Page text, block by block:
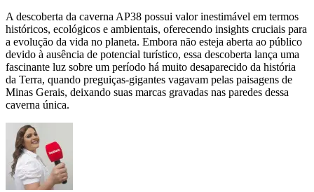
A descoberta da caverna AP38 possui valor inestimável em termos
históricos, ecológicos e ambientais, oferecendo insights cruciais para
a evolução da vida no planeta. Embora não esteja aberta ao público
devido à ausência de potencial turístico, essa descoberta lança uma
fascinante luz sobre um período há muito desaparecido da história
da Terra, quando preguiças-gigantes vagavam pelas paisagens de
Minas Gerais, deixando suas marcas gravadas nas paredes dessa
caverna única.